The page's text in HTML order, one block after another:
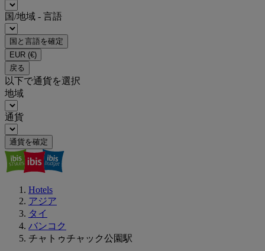
国/地域 - 言語
国と言語を確定
EUR (€)
戻る
以下で通貨を選択
地域
通貨
通貨を確定
Hotels
アジア
タイ
バンコク
チャトゥチャック公園駅